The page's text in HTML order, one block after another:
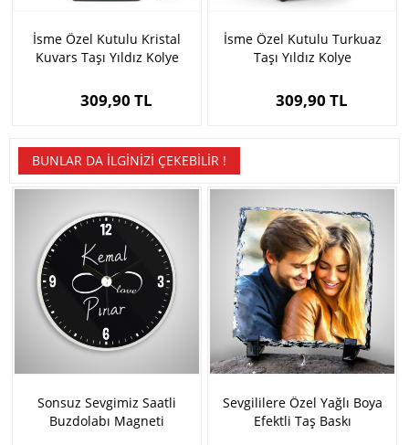
İsme Özel Kutulu Kristal
Kuvars Taşı Yıldız Kolye
309,90 TL
İsme Özel Kutulu Turkuaz
Taşı Yıldız Kolye
309,90 TL
BUNLAR DA İLGINIZI ÇEKEBILIR !
Sonsuz Sevgimiz Saatli
Buzdolabı Magneti
Sevgililere Özel Yağlı Boya
Efektli Taş Baskı